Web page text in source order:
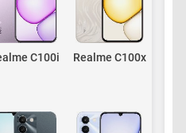
C100i Realme C100x